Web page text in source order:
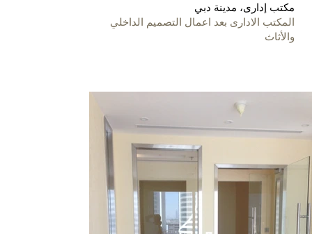
مكتب إدارى، مدينة دبي
المكتب الادارى بعد اعمال التصميم الداخلي
والأثاث